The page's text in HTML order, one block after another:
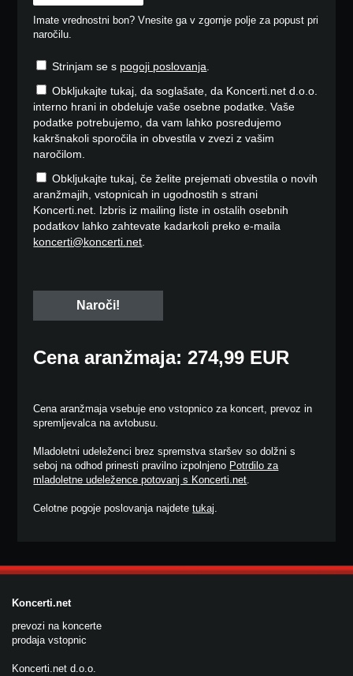
Imate vrednostni bon? Vnesite ga v zgornje polje za popust pri
naročilu.
Strinjam se s pogoji poslovanja.
Obkljukajte tukaj, da soglašate, da Koncerti.net d.o.o.
interno hrani in obdeluje vaše osebne podatke. Vaše
podatke potrebujemo, da vam lahko posredujemo
kakršnakoli sporočila in obvestila v zvezi z vašim
naročilom.
Obkljukajte tukaj, če želite prejemati obvestila o novih
aranžmajih, vstopnicah in ugodnostih s strani
Koncerti.net. Izbris iz mailing liste in ostalih osebnih
podatkov lahko zahtevate kadarkoli preko e-maila
koncerti@koncerti.net.
Cena aranžmaja: 274,99 EUR
Cena aranžmaja vsebuje eno vstopnico za koncert, prevoz in
spremljevalca na avtobusu.
Mladoletni udeleženci brez spremstva staršev so dolžni s
seboj na odhod prinesti pravilno izpolnjeno Potrdilo za
mladoletne udeležence potovanj s Koncerti.net.
Celotne pogoje poslovanja najdetetukaj.
Koncerti.net
prevozi na koncerte
prodaja vstopnic
Koncerti.net d.o.o.